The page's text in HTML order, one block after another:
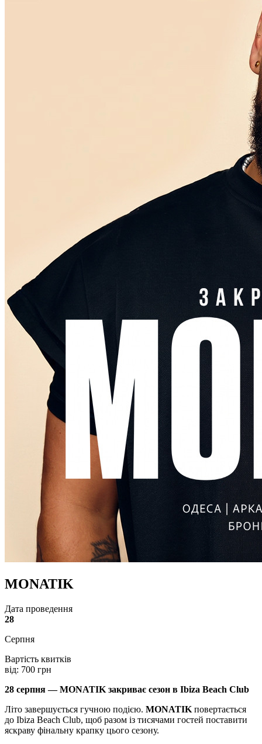
MONATIK
Дата проведення
28
Серпня
Вартість квитків
від: 700 грн
28 серпня — MONATIK закриває сезон в Ibiza Beach Club
Літо завершується гучною подією. MONATIK повертається
до Ibiza Beach Club, щоб разом із тисячами гостей поставити
яскраву фінальну крапку цього сезону.